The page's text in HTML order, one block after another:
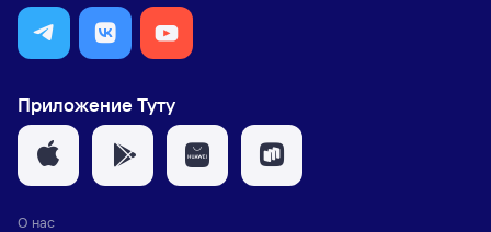
Приложение Туту
О нас